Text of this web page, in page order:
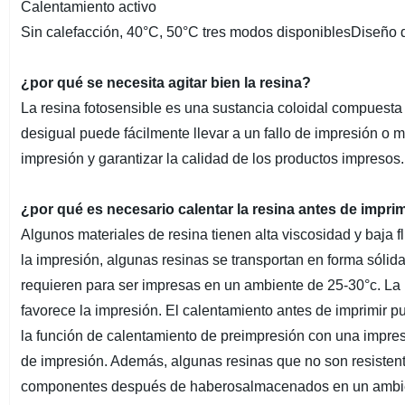
Calentamiento activo
Sin calefacción, 40°C, 50°C tres modos
¿por qué se necesita agitar bien la resina?
La resina fotosensible es una sustancia coloidal
desigual puede fácilmente llevar a un fallo de impresión o
impresión y garantizar la calidad de los productos
¿por qué es necesario calentar la resina antes de
Algunos materiales de resina tienen alta viscosidad y baja
la impresión, algunas resinas se transportan en forma
requieren para ser impresas en un ambiente de 25-30°c.
favorece la impresión. El calentamiento antes de imprimir
la función de calentamiento de preimpresión con una
de impresión. Además, algunas resinas que no son
componentes después de haberosalmacenados en un